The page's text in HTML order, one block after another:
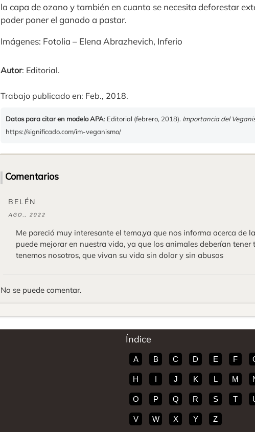
la capa de ozono y también en cuanto se necesita deforestar
poder poner el ganado a pastar.
Imágenes: Fotolia – Elena Abrazhevich, Inferio
Autor: Editorial.
Trabajo publicado en: Feb., 2018.
Datos para citar en modelo APA: Editorial (febrero, 2018). Importancia del
https://significado.com/im-veganismo/
Comentarios
BELÉN
AGO., 2022
Me pareció muy interesante el tema,ya que nos informa acerca de
puede mejorar en nuestra vida, ya que los animales deberían
tenemos nosotros, que vivan su vida sin dolor y sin abusos
No se puede comentar.
Índice
A B C D E F
H I J K L M
O P Q R S T
V W X Y Z